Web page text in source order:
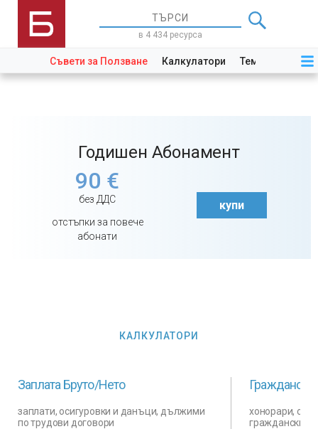
в 4 434 ресурса
Съвети за Ползване Калкулатори Теми Закони
Годишен Абонамент
90 €
без ДДС
отстъпки за повече
абонати
купи
КАЛКУЛАТОРИ
Заплата Бруто/Нето
заплати, осигуровки и данъци, дължими
по трудови договори
хонорари,
граждански